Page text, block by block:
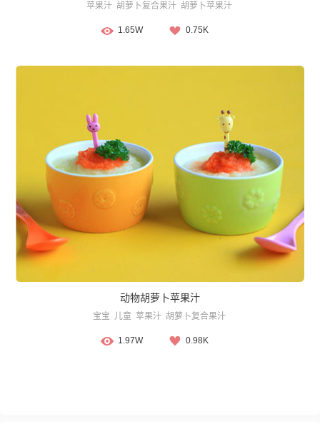
苹果汁 胡萝卜复合果汁 胡萝卜苹果汁
1.65W 0.75K
动物胡萝卜苹果汁
宝宝 儿童 苹果汁 胡萝卜复合果汁
1.97W 0.98K